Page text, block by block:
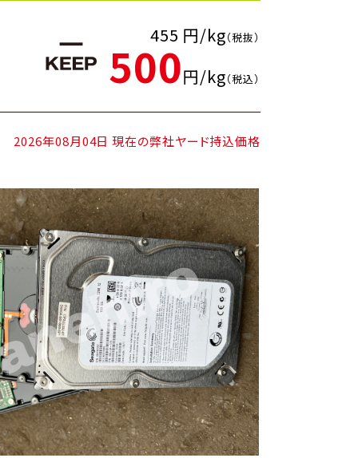
455 円/kg（税抜）
500円/kg（税込）
2026年08月04日 現在の弊社ヤード持込価格